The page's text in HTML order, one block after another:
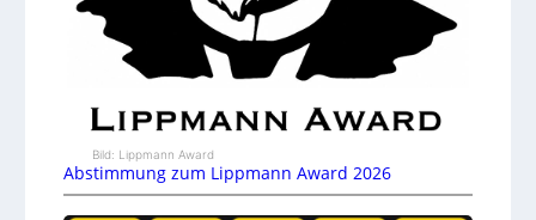
Bild: Lippmann Award
Abstimmung zum Lippmann Award 2026